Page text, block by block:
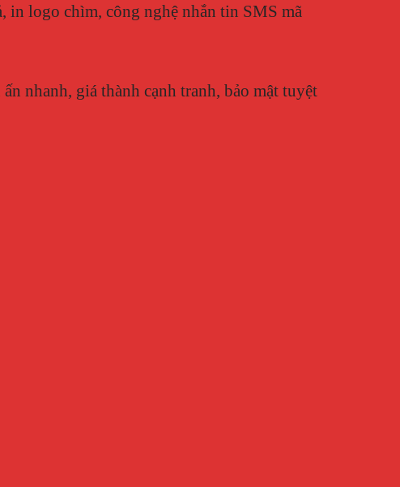
in logo chìm, công nghệ nhắn tin SMS mã
nhanh, giá thành cạnh tranh, bảo mật tuyệt